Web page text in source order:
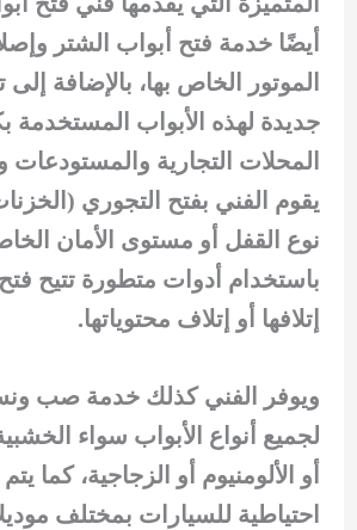
أيضًا خدمة فتح أبواب الشتر
الموتور الخاص بها، بالإضافة
جديدة لهذه الأبواب المستخدمة
المحلات التجارية والمستودعات
يقوم الفني بفتح التجوري
نوع القفل أو مستوى الأمان
باستخدام أدوات متطورة تتيح
إتلافها أو إتلاف محتوياتها.
ويوفر الفني كذلك خدمة صب
لجميع أنواع الأبواب سواء
أو الألومنيوم أو الزجاجية، كما
احتياطية للسيارات بمختلف